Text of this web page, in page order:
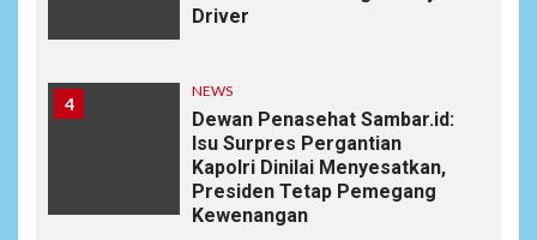
Driver
4
NEWS
Dewan Penasehat Sambar.id:
Isu Surpres Pergantian
Kapolri Dinilai Menyesatkan,
Presiden Tetap Pemegang
Kewenangan